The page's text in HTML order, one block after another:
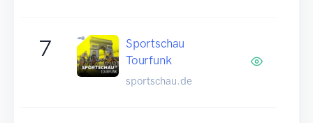
7
Sportschau
Tourfunk
sportschau.de